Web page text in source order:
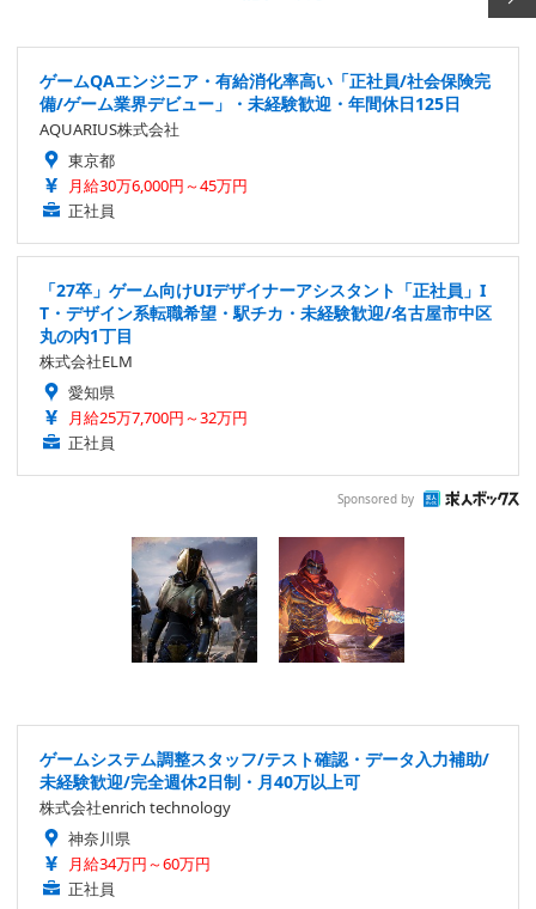
ゲームQAエンジニア・有給消化率高い「正社員/社会保険完
備/ゲーム業界デビュー」・未経験歓迎・年間休日125日
AQUARIUS株式会社
東京都
月給30万6,000円～45万円
正社員
「27卒」ゲーム向けUIデザイナーアシスタント「正社員」I
T・デザイン系転職希望・駅チカ・未経験歓迎/名古屋市中区
丸の内1丁目
株式会社ELM
愛知県
月給25万7,700円～32万円
正社員
Sponsored by
ゲームシステム調整スタッフ/テスト確認・データ入力補助/
未経験歓迎/完全週休2日制・月40万以上可
株式会社enrich technology
神奈川県
月給34万円～60万円
正社員